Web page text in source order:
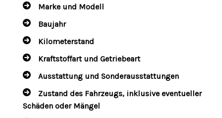
Marke und Modell
Baujahr
Kilometerstand
Kraftstoffart und Getriebeart
Ausstattung und Sonderausstattungen
Zustand des Fahrzeugs, inklusive eventueller
Schäden oder Mängel